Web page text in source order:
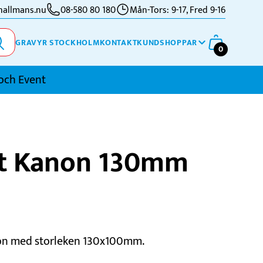
08-580 80 180 Mån-Tors: 9-17, Fred 9-16
GRAVYR STOCKHOLMKONTAKTKUNDSHOPPAR 0
Event
130mm
med storleken 130x100mm.